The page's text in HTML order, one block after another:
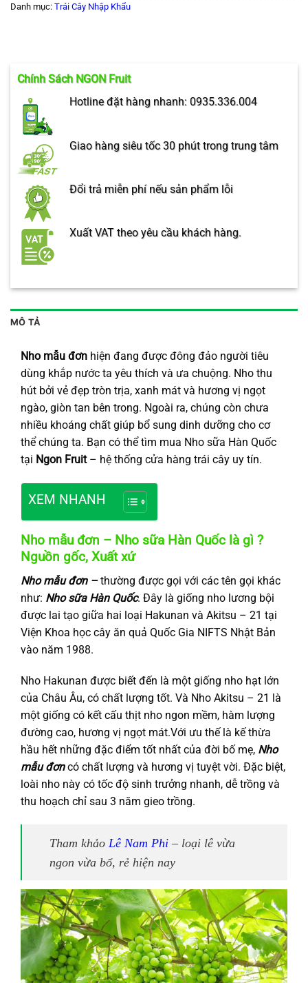
Danh mục: Trái Cây Nhập Khẩu
Chính Sách NGON Fruit
Hotline đặt hàng nhanh: 0935.336.004
Giao hàng siêu tốc 30 phút trong trung tâm
Đổi trả miễn phí nếu sản phẩm lỗi
Xuất VAT theo yêu cầu khách hàng.
MÔ TẢ
Nho mẫu đơn hiện đang được đông đảo người tiêu
dùng khắp nước ta yêu thích và ưa chuộng. Nho thu
hút bởi vẻ đẹp tròn trịa, xanh mát và hương vị ngọt
ngào, giòn tan bên trong. Ngoài ra, chúng còn chưa
nhiều khoáng chất giúp bổ sung dinh dưỡng cho cơ
thể chúng ta. Bạn có thể tìm mua Nho sữa Hàn Quốc
tại Ngon Fruit– hệ thống cửa hàng trái cây uy tín.
XEM NHANH
Nho mẫu đơn – Nho sữa Hàn Quốc là gì ?
Nguồn gốc, Xuất xứ
Nho mẫu đơn –thường được gọi với các tên gọi khác
như: Nho sữa Hàn Quốc. Đây là giống nho lương bội
được lai tạo giữa hai loại Hakunan và Akitsu – 21 tại
Viện Khoa học cây ăn quả Quốc Gia NIFTS Nhật Bản
vào năm 1988.
Nho Hakunan được biết đến là một giống nho hạt lớn
của Châu Âu, có chất lượng tốt. Và Nho Akitsu – 21 là
một giống có kết cấu thịt nho ngon mềm, hàm lượng
đường cao, hương vị ngọt mát.Với ưu thế là kế thừa
hầu hết những đặc điểm tốt nhất của đời bố mẹ, Nho
mẫu đơncó chất lượng và hương vị tuyệt vời. Đặc biệt,
loài nho này có tốc độ sinh trưởng nhanh, dễ trồng và
thu hoạch chỉ sau 3 năm gieo trồng.
Tham khảo Lê Nam Phi – loại lê vừa
ngon vừa bổ, rẻ hiện nay